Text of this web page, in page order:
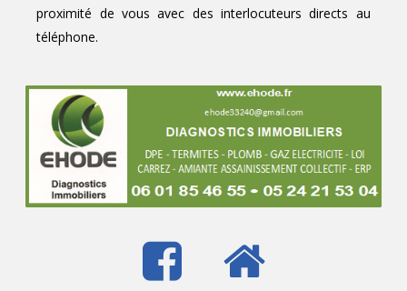
proximité de vous avec des interlocuteurs directs au
téléphone.